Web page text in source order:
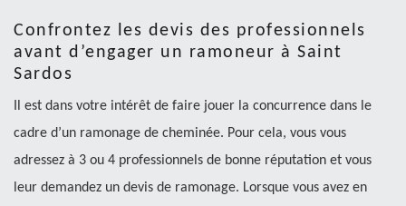
Confrontez les devis des professionnels
avant d’engager un ramoneur à Saint
Sardos
Il est dans votre intérêt de faire jouer la concurrence dans le
cadre d’un ramonage de cheminée. Pour cela, vous vous
adressez à 3 ou 4 professionnels de bonne réputation et vous
leur demandez un devis de ramonage. Lorsque vous avez en